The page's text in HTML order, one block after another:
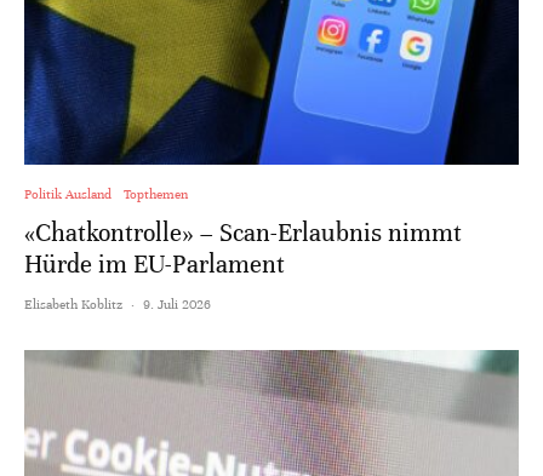
Politik Ausland Topthemen
«Chatkontrolle» – Scan-Erlaubnis nimmt
Hürde im EU-Parlament
Elisabeth Koblitz · 9. Juli 2026